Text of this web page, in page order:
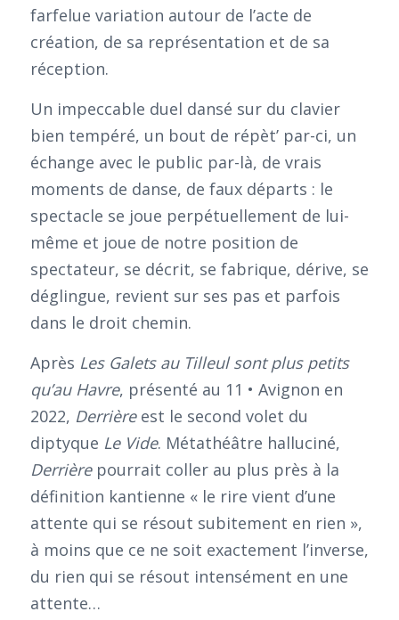
farfelue variation autour de l’acte de
création, de sa représentation et de sa
réception.
Un impeccable duel dansé sur du clavier
bien tempéré, un bout de répèt’ par-ci, un
échange avec le public par-là, de vrais
moments de danse, de faux départs : le
spectacle se joue perpétuellement de lui-
même et joue de notre position de
spectateur, se décrit, se fabrique, dérive, se
déglingue, revient sur ses pas et parfois
dans le droit chemin.
Après Les Galets au Tilleul sont plus petits
qu’au Havre, présenté au 11 • Avignon en
2022, Derrièreest le second volet du
diptyque Le Vide. Métathéâtre halluciné,
Derrièrepourrait coller au plus près à la
définition kantienne « le rire vient d’une
attente qui se résout subitement en rien »,
à moins que ce ne soit exactement l’inverse,
du rien qui se résout intensément en une
attente…